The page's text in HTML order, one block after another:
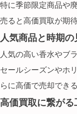
特に季節限定商品や
売ると高価買取が期
人気商品と時期の
人気の高い香水やブ
セールシーズンやホ
らに高価で売却でき
高価買取に繋がる